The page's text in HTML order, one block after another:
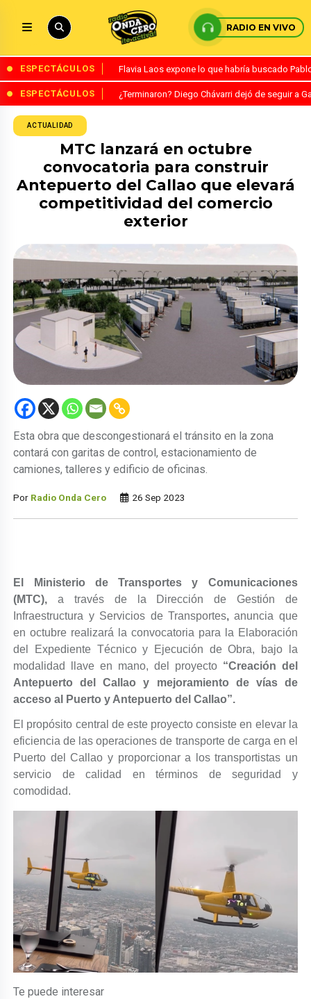
RADIO EN VIVO
ESPECTÁCULOS Flavia Laos expone lo que habría buscado
ESPECTÁCULOS ¿Terminaron? Diego Chávarri dejó de seguir a
ACTUALIDAD
MTC lanzará en octubre
convocatoria para construir
Antepuerto del Callao que elevará
competitividad del comercio
exterior
Esta obra que descongestionará el tránsito en la zona
contará con garitas de control, estacionamiento de
camiones, talleres y edificio de oficinas.
Por Radio Onda Cero 26 Sep 2023
El Ministerio de Transportes y Comunicaciones
(MTC),a través de la Dirección de Gestión de
Infraestructura y Servicios de Transportes,anuncia que
en octubre realizará la convocatoria para la Elaboración
del Expediente Técnico y Ejecución de Obra, bajo la
modalidad llave en mano, del proyecto“Creación del
Antepuerto del Callao y mejoramiento de vías de
acceso al Puerto y Antepuerto del Callao”.
El propósito central de este proyecto consiste en elevar la
eficiencia de las operaciones de transporte de carga en el
Puerto del Callao y proporcionar a los transportistas un
servicio de calidad en términos de seguridad y
comodidad.
Te puede interesar